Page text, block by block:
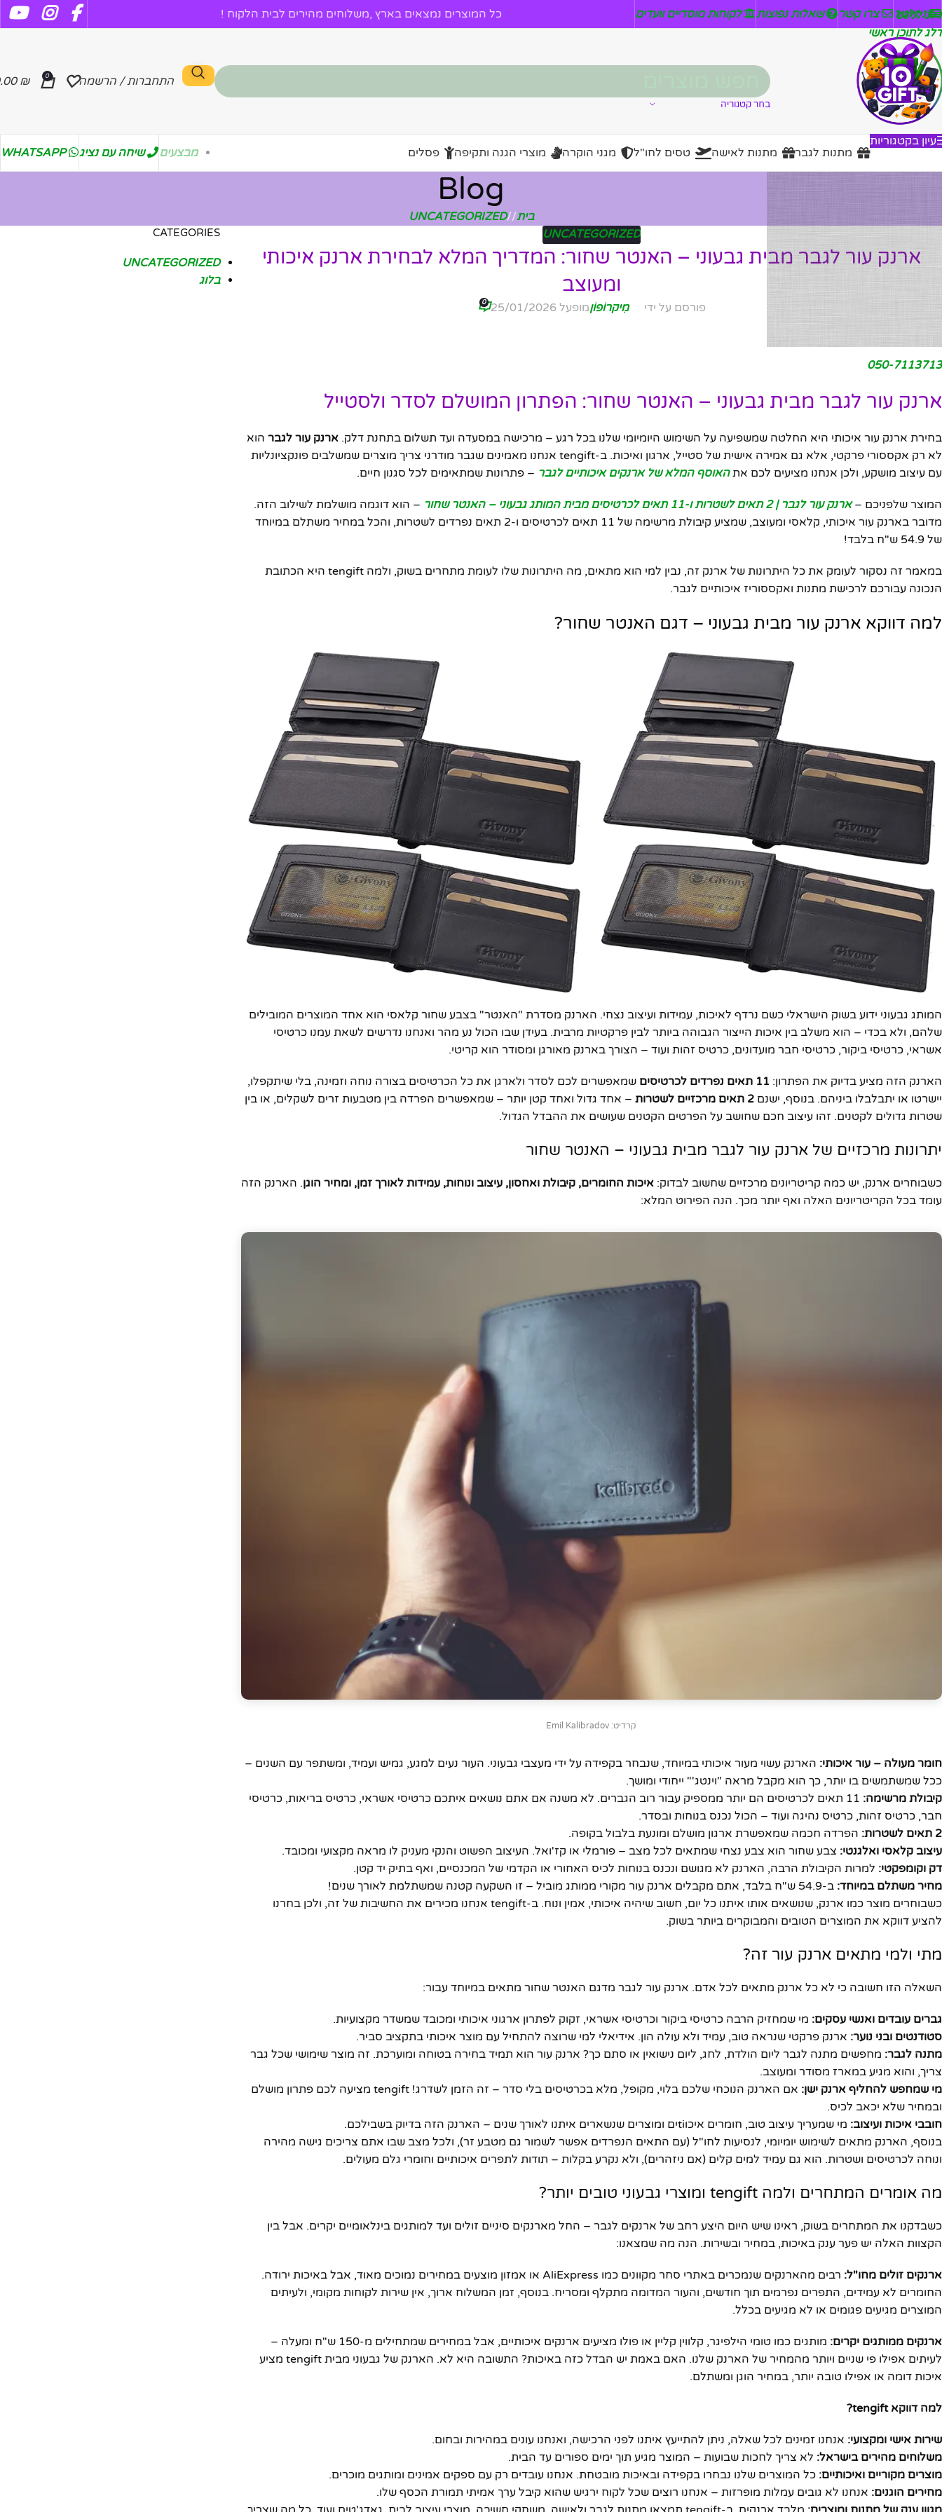
דלג לניווט
דלג לתוכן ראשי
ניזלטר צרו קשר שאלות נפוצות לקוחות מוסדיים וועדים כל המוצרים נמצאים בארץ ,משלוחים מהירים לבית הלקוח !
בחר קטגוריה
התחברות / הרשמה 0
₪
עיון בקטגוריות
מתנות לגבר
מתנות לאישה טסים לחו"ל מגני הוקרה מוצרי הגנה ותקיפה פסלים מבצעים שיחה עם נציג WHATSAPP
Blog
בית/
UNCATEGORIZED
UNCATEGORIZED
ארנק עור לגבר מבית גבעוני – האנטר שחור: המדריך המלא לבחירת ארנק איכותי
ומעוצב
פורסם על ידי מִיקרוֹפוֹןמופעל 25/01/2026 0
050-7113713
ארנק עור לגבר מבית גבעוני – האנטר שחור: הפתרון המושלם לסדר ולסטייל
בחירת ארנק עור איכותי היא החלטה שמשפיעה על השימוש היומיומי שלנו בכל רגע – מרכישה במסעדה ועד תשלום בתחנת דלק. ארנק עור לגבר הוא
לא רק אקססורי פרקטי, אלא גם אמירה אישית של סטייל, ארגון ואיכות. ב-tengift אנחנו מאמינים שגבר מודרני צריך מוצרים שמשלבים פונקציונליות
עם עיצוב מושקע, ולכן אנחנו מציעים לכם אתהאוסף המלא של ארנקים איכותיים לגבר – פתרונות שמתאימים לכל סגנון חיים.
המוצר שלפניכם –ארנק עור לגבר | 2 תאים לשטרות ו-11 תאים לכרטיסים מבית המותג גבעוני – האנטר שחור
– הוא דוגמה מושלמת לשילוב הזה.
מדובר בארנק עור איכותי, קלאסי ומעוצב, שמציע קיבולת מרשימה של 11 תאים לכרטיסים ו-2 תאים נפרדים לשטרות, והכל במחיר משתלם במיוחד
של 54.9 ש"ח בלבד!
במאמר זה נסקור לעומק את כל היתרונות של ארנק זה, נבין למי הוא מתאים, מה היתרונות שלו לעומת מתחרים בשוק, ולמה tengift היא הכתובת
הנכונה עבורכם לרכישת מתנות ואקססוריז איכותיים לגבר.
למה דווקא ארנק עור מבית גבעוני – דגם האנטר שחור?
המותג גבעוני ידוע בשוק הישראלי כשם נרדף לאיכות, עמידות ועיצוב נצחי. הארנק מסדרת "האנטר" בצבע שחור קלאסי הוא אחד המוצרים המובילים
שלהם, ולא בכדי – הוא משלב בין איכות הייצור הגבוהה ביותר לבין פרקטיות מרבית. בעידן שבו הכול נע מהר ואנחנו נדרשים לשאת עמנו כרטיסי
אשראי, כרטיסי ביקור, כרטיסי חבר מועדונים, כרטיס זהות ועוד – הצורך בארנק מאורגן ומסודר הוא קריטי.
הארנק הזה מציע בדיוק את הפתרון: 11 תאים נפרדים לכרטיסים
שמאפשרים לכם לסדר ולארגן את כל הכרטיסים בצורה נוחה וזמינה, בלי שיתקפלו,
יישרטו או יתבלבלו ביניהם. בנוסף, ישנם 2 תאים מרכזיים לשטרות
– אחד גדול ואחד קטן יותר – שמאפשרים הפרדה בין מטבעות זרים לשקלים, או בין
שטרות גדולים לקטנים. זהו עיצוב חכם שחושב על הפרטים הקטנים שעושים את ההבדל הגדול.
יתרונות מרכזיים של ארנק עור לגבר מבית גבעוני – האנטר שחור
כשבוחרים ארנק, יש כמה קריטריונים מרכזיים שחשוב לבדוק: איכות החומרים, קיבולת ואחסון, עיצוב ונוחות, עמידות לאורך זמן, ומחיר הוגן. הארנק הזה
עומד בכל הקריטריונים האלה ואף יותר מכך. הנה הפירוט המלא:
קרדיט: Emil Kalibradov
חומר מעולה – עור איכותי: הארנק עשוי מעור איכותי במיוחד, שנבחר בקפידה על ידי מעצבי גבעוני. העור נעים למגע, גמיש ועמיד, ומשתפר עם השנים –
ככל שמשתמשים בו יותר, כך הוא מקבל מראה "וינטג'" ייחודי ומושך.
קיבולת מרשימה:
11 תאים לכרטיסים הם יותר ממספיק עבור רוב הגברים. לא משנה אם אתם נושאים איתכם כרטיסי אשראי, כרטיס בריאות, כרטיסי
חבר, כרטיס זהות, כרטיס נהיגה ועוד – הכול נכנס בנוחות ובסדר.
2 תאים לשטרות:
הפרדה חכמה שמאפשרת ארגון מושלם ומונעת בלבול בקופה.
עיצוב קלאסי ואלגנטי: צבע שחור הוא צבע נצחי שמתאים לכל מצב – פורמלי או קז'ואל. העיצוב הפשוט והנקי מעניק לו מראה מקצועי ומכובד.
דק וקומפקטי: למרות הקיבולת הרבה, הארנק לא מגושם ונכנס בנוחות לכיס האחורי או הקדמי של המכנסיים, ואף בתיק יד קטן.
מחיר משתלם במיוחד: ב-54.9 ש"ח בלבד, אתם מקבלים ארנק עור מקורי ממותג מוביל – זו השקעה קטנה שמשתלמת לאורך שנים!
כשבוחרים מוצר כמו ארנק, שנושאים אותו איתנו כל יום, חשוב שיהיה איכותי, אמין ונוח. ב-tengift אנחנו מכירים את החשיבות של זה, ולכן בחרנו
להציע דווקא את המוצרים הטובים והמבוקרים ביותר בשוק.
מתי ולמי מתאים ארנק עור זה?
השאלה הזו חשובה כי לא כל ארנק מתאים לכל אדם. ארנק עור לגבר מדגם האנטר שחור מתאים במיוחד עבור:
גברים עובדים ואנשי עסקים: מי שמחזיק הרבה כרטיסי ביקור וכרטיסי אשראי, זקוק לפתרון ארגוני איכותי ומכובד שמשדר מקצועיות.
סטודנטים ובני נוער: ארנק פרקטי שנראה טוב, עמיד ולא עולה הון. אידיאלי למי שרוצה להתחיל עם מוצר איכותי בתקציב סביר.
מתנה לגבר: מחפשים מתנה לגבר ליום הולדת, לחג, ליום נישואין או סתם כך? ארנק עור הוא תמיד בחירה בטוחה ומוערכת. זה מוצר שימושי שכל גבר
צריך, והוא מגיע במארז מסודר ומעוצב.
מי שמחפש להחליף ארנק ישן:
אם הארנק הנוכחי שלכם בלוי, מקופל, מלא בכרטיסים בלי סדר – זה הזמן לשדרג! tengift מציעה לכם פתרון מושלם
ובמחיר שלא יכאב לכיס.
חובבי איכות ועיצוב: מי שמעריך עיצוב טוב, חומרים איכוtiים ומוצרים שנשארים איתנו לאורך שנים – הארנק הזה בדיוק בשבילכם.
בנוסף, הארנק מתאים לשימוש יומיומי, לנסיעות לחו"ל (עם התאים הנפרדים אפשר לשמור גם מטבע זר), ולכל מצב שבו אתם צריכים גישה מהירה
ונוחה לכרטיסים ושטרות. הוא גם עמיד למים קלים (אם ניזהרים), ולא נקרע בקלות – תודות לתפרים איכותיים וחומרי גלם מעולים.
מה אומרים המתחרים ולמה tengift ומוצרי גבעוני טובים יותר?
כשבדקנו את המתחרים בשוק, ראינו שיש היום היצע רחב של ארנקים לגבר – החל מארנקים סיניים זולים ועד למותגים בינלאומיים יקרים. אבל בין
הקצוות האלה יש פער ענק באיכות, במחיר ובשירות. הנה מה שמצאנו:
ארנקים זולים מחו"ל:
רבים מהארנקים שנמכרים באתרי סחר מקוונים כמו AliExpress או אמזון מוצעים במחירים נמוכים מאוד, אבל באיכות ירודה.
החומרים לא עמידים, התפרים נפרמים תוך חודשים, והעור המדומה מתקלף ומסריח. בנוסף, זמן המשלוח ארוך, אין שירות לקוחות מקומי, ולעיתים
המוצרים מגיעים פגומים או לא מגיעים בכלל.
ארנקים ממותגים יקרים:
מותגים כמו טומי הילפיגר, קלווין קליין או פולו מציעים ארנקים איכותיים, אבל במחירים שמתחילים מ-150 ש"ח ומעלה –
לעיתים אפילו פי שניים ויותר מהמחיר של הארנק שלנו. האם באמת יש הבדל כזה באיכות? התשובה היא לא. הארנק של גבעוני מבית tengift מציע
איכות דומה או אפילו טובה יותר, במחיר הוגן ומשתלם.
למה דווקא tengift?
שירות אישי ומקצועי: אנחנו זמינים לכל שאלה, ניתן להתייעץ איתנו לפני הרכישה, ואנחנו עונים במהירות ובחום.
משלוחים מהירים בישראל: לא צריך לחכות שבועות – המוצר מגיע תוך ימים ספורים עד הבית.
מוצרים מקוריים ואיכותיים: כל המוצרים שלנו נבחרו בקפידה ובאיכות מובטחת. אנחנו עובדים רק עם ספקים אמינים ומותגים מוכרים.
מחירים הוגנים: אנחנו לא גובים עמלות מופרזות – אנחנו רוצים שכל לקוח ירגיש שהוא קיבל ערך אמיתי תמורת הכסף שלו.
CATEGORIES
UNCATEGORIZED
בלוג